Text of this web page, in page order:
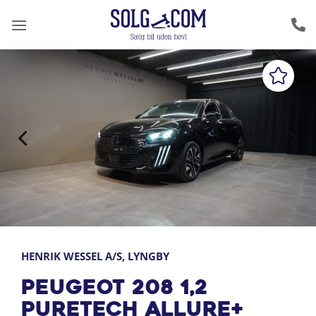
HENRIK WESSEL A/S, LYNGBY
Peugeot 208 1,2
PureTech Allure+